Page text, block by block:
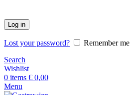
Log in
Lost your password?
Remember me
Search
Wishlist
0 items € 0,00
Menu